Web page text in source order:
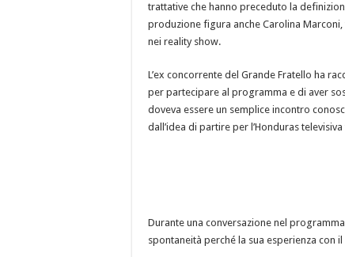
trattative che hanno preceduto la
produzione figura anche Carolina
nei reality show.
L’ex concorrente del Grande Fratello ha
per partecipare al programma e di aver
doveva essere un semplice incontro
dall’idea di partire per l’Honduras
Durante una conversazione nel programma
spontaneità perché la sua esperienza con